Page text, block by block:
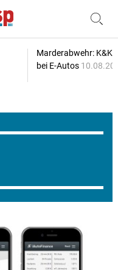
Marderabwehr: K&K
bei E-Autos